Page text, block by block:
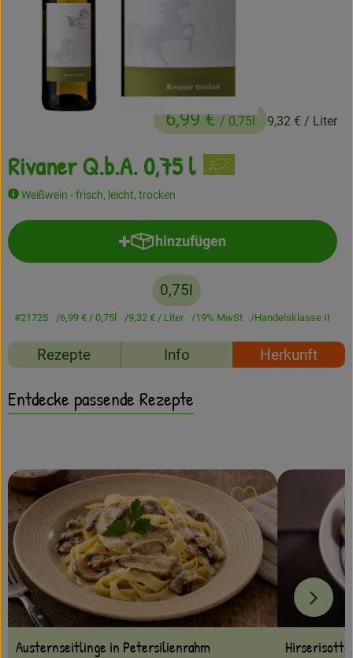
Frisches
Haltbares
Naturkosmetik
Drogerie
Gratis Ökokiste im Wert von 25 Euro
Kundenbrief
Amperhof-Blog
Entdecken
Rivaner Q.b.A. 0,75 l
Weißwein - frisch, leicht, trocken
6,99 €/ 0,75l 9,32 € / Liter
hinzufügen
Produkt zum Warenkorb
0,75l
#21725 6,99 €/ 0,75l 9,32 €/ Liter 19% MwSt Handelsklasse II
Rezepte Info Herkunft
Entdecke passende Rezepte
Austernseitlinge in Petersilienrahm
Rezept zu
Hirserisotto